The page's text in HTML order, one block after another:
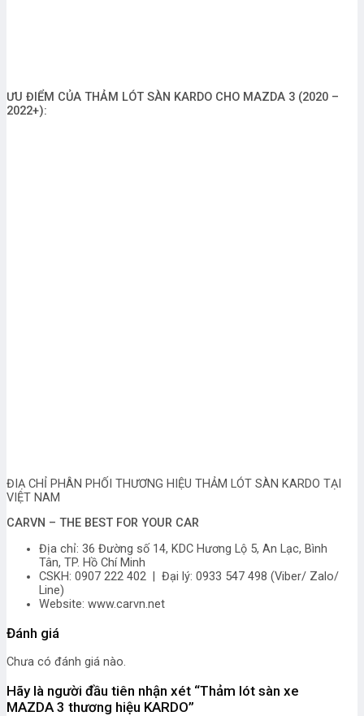
ƯU ĐIỂM CỦA THẢM LÓT SÀN KARDO CHO MAZDA 3 (2020 –
2022+):
ĐIẠ CHỈ PHÂN PHỐI THƯƠNG HIỆU THẢM LÓT SÀN KARDO TẠI
VIỆT NAM
CARVN – THE BEST FOR YOUR CAR
Địa chỉ: 36 Đường số 14, KDC Hương Lộ 5, An Lạc, Bình
Tân, TP. Hồ Chí Minh
CSKH: 0907 222 402 | Đại lý: 0933 547 498 (Viber/ Zalo/
Line)
Website: www.carvn.net
Đánh giá
Chưa có đánh giá nào.
Hãy là người đầu tiên nhận xét “Thảm lót sàn xe
MAZDA 3 thương hiệu KARDO”